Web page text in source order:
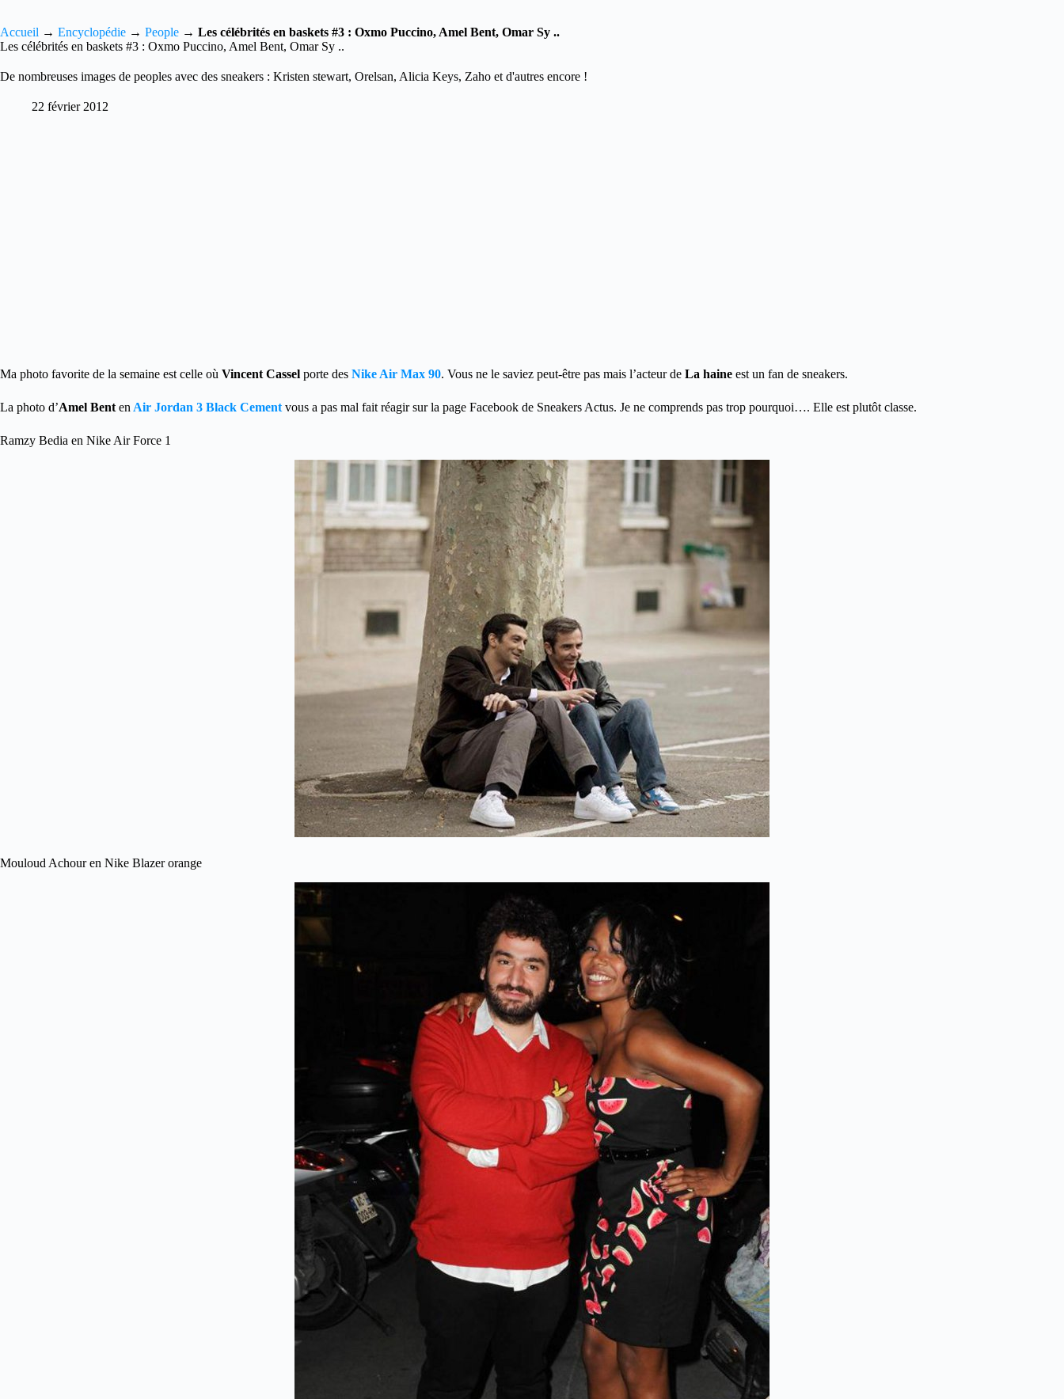
Accueil → Encyclopédie → People → Les célébrités en baskets #3 : Oxmo Puccino, Amel Bent, Omar Sy ..
Les célébrités en baskets #3 : Oxmo Puccino, Amel Bent, Omar Sy ..
De nombreuses images de peoples avec des sneakers : Kristen stewart, Orelsan, Alicia Keys, Zaho et d'autres encore !
22 février 2012
Ma photo favorite de la semaine est celle où Vincent Cassel porte des Nike Air Max 90. Vous ne le saviez peut-être pas mais l’acteur de La haine est un fan de sneakers.
La photo d’Amel Bent en Air Jordan 3 Black Cement vous a pas mal fait réagir sur la page Facebook de Sneakers Actus. Je ne comprends pas trop pourquoi…. Elle est plutôt classe.
Ramzy Bedia en Nike Air Force 1
Mouloud Achour en Nike Blazer orange